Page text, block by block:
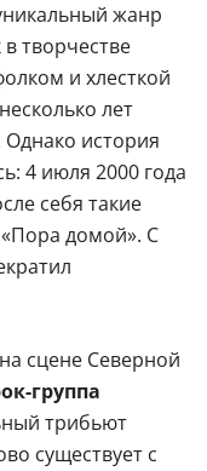
жанр
творчестве
и хлесткой
лет
Однако история
4 июля 2000 года
себя такие
домой». С
сцене Северной
группа
трибьют
существует с